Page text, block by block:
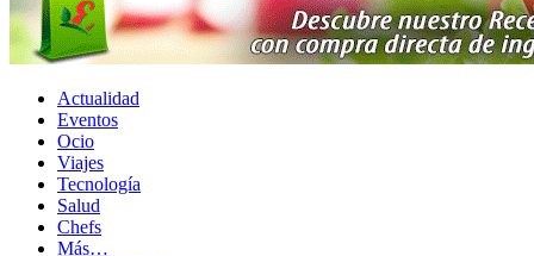
Actualidad
Eventos
Ocio
Viajes
Tecnología
Salud
Chefs
Más…